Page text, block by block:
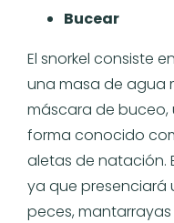
Bucear
El snorkel consiste
una masa de agua
máscara de buceo,
forma conocido
aletas de natación.
ya que presenciará
peces,